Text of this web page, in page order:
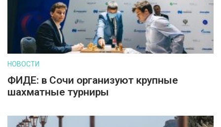
НОВОСТИ
ФИДЕ: в Сочи организуют крупные
шахматные турниры